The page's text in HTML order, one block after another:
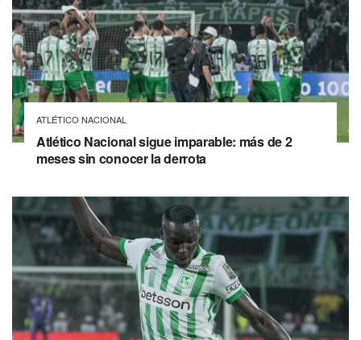
ATLÉTICO NACIONAL
Atlético Nacional sigue imparable: más de 2
meses sin conocer la derrota